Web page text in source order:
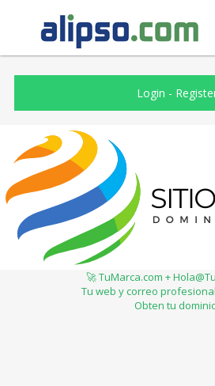
Login -
🚀 TuMarca.com +
Tu web y correo
Obten tu